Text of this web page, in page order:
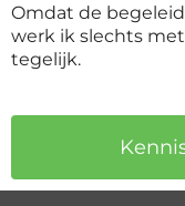
Omdat de
werk ik slechts
tegelijk.